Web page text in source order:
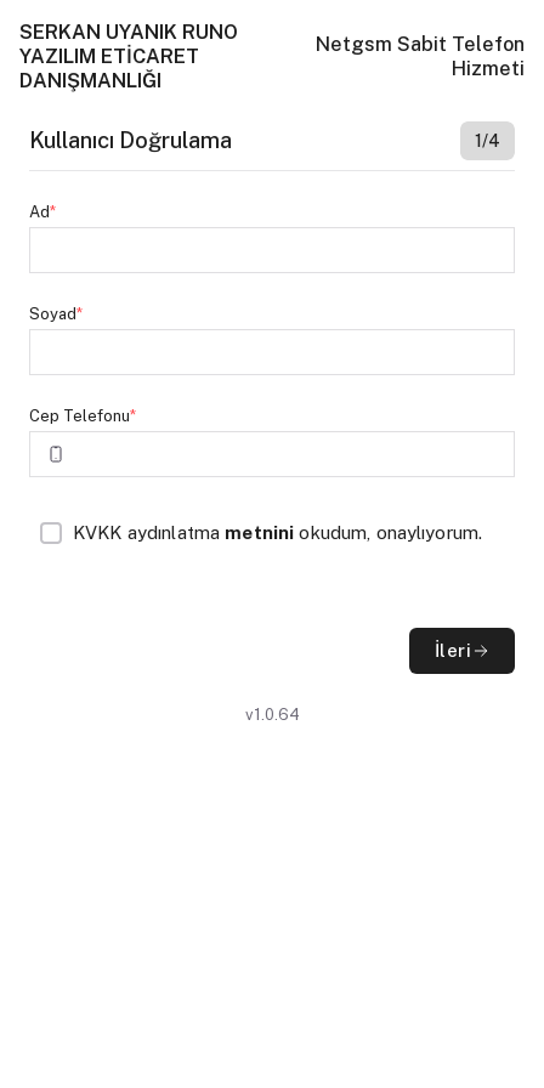
SERKAN UYANIK RUNO
YAZILIM ETİCARET
DANIŞMANLIĞI
Netgsm Sabit Telefon
Hizmeti
Kullanıcı Doğrulama 1/4
Ad*
Soyad*
Cep Telefonu*
KVKK aydınlatma metnini okudum, onaylıyorum.
İleri
v1.0.64